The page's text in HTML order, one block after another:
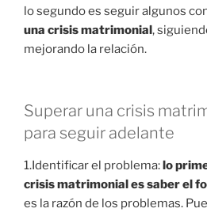
lo segundo es seguir algunos
una crisis matrimonial,
mejorando la relación.
Superar una crisis
para seguir adelante
1.Identificar el problema:lo
crisis matrimonial es saber el
es la razón de los problemas.